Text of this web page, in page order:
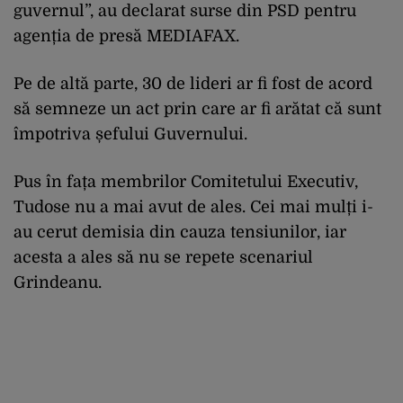
guvernul”, au declarat surse din PSD pentru
agenția de presă MEDIAFAX.
Pe de altă parte, 30 de lideri ar fi fost de acord
să semneze un act prin care ar fi arătat că sunt
împotriva șefului Guvernului.
Pus în fața membrilor Comitetului Executiv,
Tudose nu a mai avut de ales. Cei mai mulți i-
au cerut demisia din cauza tensiunilor, iar
acesta a ales să nu se repete scenariul
Grindeanu.